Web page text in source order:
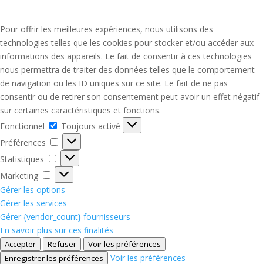
Pour offrir les meilleures expériences, nous utilisons des
technologies telles que les cookies pour stocker et/ou accéder aux
informations des appareils. Le fait de consentir à ces technologies
nous permettra de traiter des données telles que le comportement
de navigation ou les ID uniques sur ce site. Le fait de ne pas
consentir ou de retirer son consentement peut avoir un effet négatif
sur certaines caractéristiques et fonctions.
Fonctionnel
Fonctionnel
Toujours activé
Préférences
Préférences
Statistiques
Statistiques
Marketing
Marketing
Gérer les options
Gérer les services
Gérer {vendor_count} fournisseurs
En savoir plus sur ces finalités
Accepter Refuser
Voir les préférences
Enregistrer les préférences
Voir les préférences